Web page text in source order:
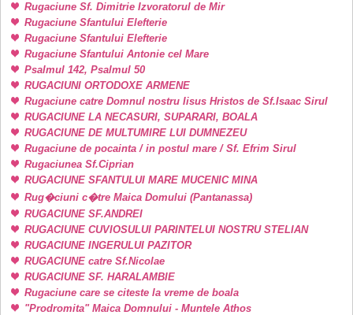
Rugaciune Sf. Dimitrie Izvoratorul de Mir
Rugaciune Sfantului Elefterie
Rugaciune Sfantului Elefterie
Rugaciune Sfantului Antonie cel Mare
Psalmul 142, Psalmul 50
RUGACIUNI ORTODOXE ARMENE
Rugaciune catre Domnul nostru Iisus Hristos de Sf.Isaac Sirul
RUGACIUNE LA NECASURI, SUPARARI, BOALA
RUGACIUNE DE MULTUMIRE LUI DUMNEZEU
Rugaciune de pocainta / in postul mare / Sf. Efrim Sirul
Rugaciunea Sf.Ciprian
RUGACIUNE SFANTULUI MARE MUCENIC MINA
Rug�ciuni c�tre Maica Domului (Pantanassa)
RUGACIUNE SF.ANDREI
RUGACIUNE CUVIOSULUI PARINTELUI NOSTRU STELIAN
RUGACIUNE INGERULUI PAZITOR
RUGACIUNE catre Sf.Nicolae
RUGACIUNE SF. HARALAMBIE
Rugaciune care se citeste la vreme de boala
"Prodromita" Maica Domnului - Muntele Athos